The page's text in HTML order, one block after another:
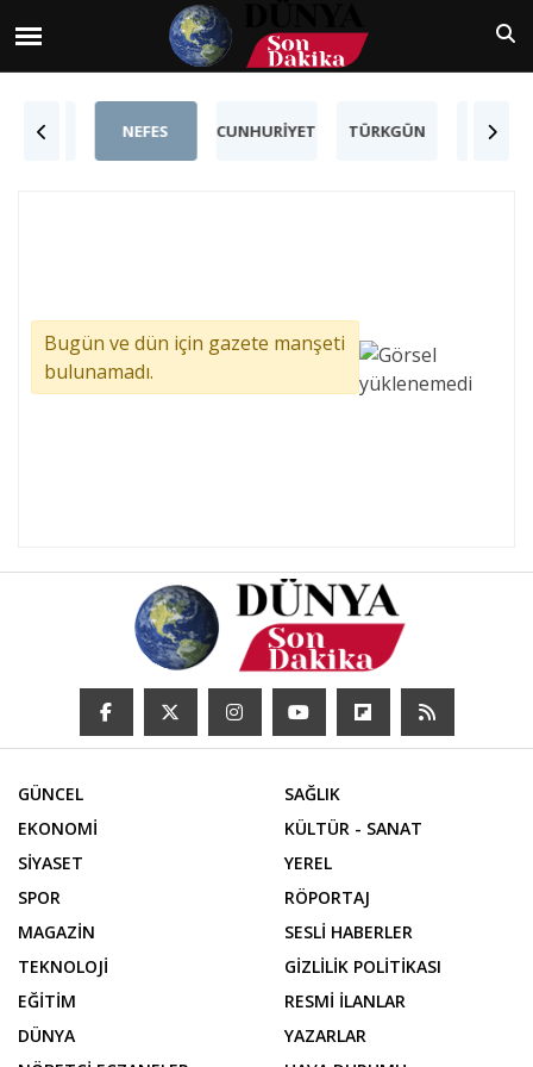
NEFES CUNHURİYET TÜRKGÜN
Bugün ve dün için gazete manşeti
bulunamadı.
GÜNCEL
EKONOMİ
SİYASET
SPOR
MAGAZİN
TEKNOLOJİ
EĞİTİM
DÜNYA
SAĞLIK
KÜLTÜR - SANAT
YEREL
RÖPORTAJ
SESLİ HABERLER
GİZLİLİK POLİTİKASI
RESMİ İLANLAR
YAZARLAR